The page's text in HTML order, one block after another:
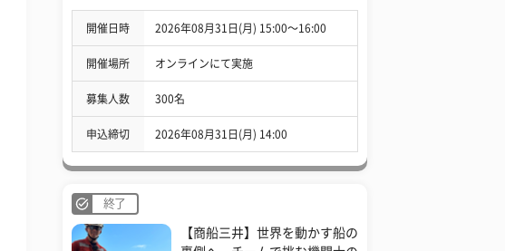
開催日時 2026年08月31日(月) 15:00〜16:00
開催場所 オンラインにて実施
募集人数 300名
申込締切 2026年08月31日(月) 14:00
終了
【商船三井】世界を動かす船の